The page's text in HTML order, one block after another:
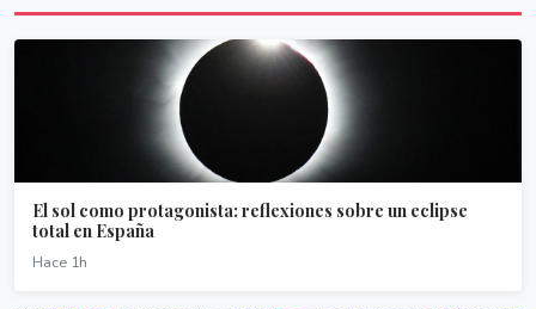
El sol como protagonista: reflexiones sobre un eclipse
total en España
Hace 1h